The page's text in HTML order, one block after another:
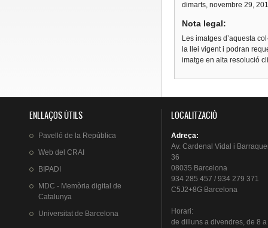
dimarts, novembre 29,
Nota legal:
Les imatges d’aquesta
la llei vigent i podran
imatge en alta resolució
ENLLAÇOS ÚTILS
Pavelló de la República
Web del CRAI
BIPADI
MDC - Memòria digital de
Catalunya
Universitat de Barcelona
LOCALITZACIÓ
Adreça:
Av. Cardenal Vidal i
36
08035 Barcelona
934 285 457 / 934 279 371
C5J2+8G Barcelona
Horari:
de dillunsa divendres, de 8